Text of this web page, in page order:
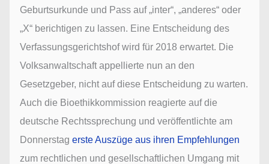
Geburtsurkunde und Pass auf „inter“, „anderes“ oder
„X“ berichtigen zu lassen. Eine Entscheidung des
Verfassungsgerichtshof wird für 2018 erwartet. Die
Volksanwaltschaft appellierte nun an den
Gesetzgeber, nicht auf diese Entscheidung zu warten.
Auch die Bioethikkommission reagierte auf die
deutsche Rechtssprechung und veröffentlichte am
Donnerstagerste Auszüge aus ihren Empfehlungen
zum rechtlichen und gesellschaftlichen Umgang mit